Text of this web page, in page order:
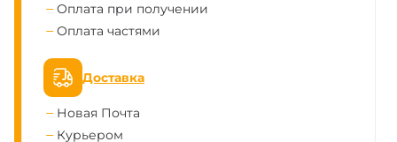
Оплата при получении
Оплата частями
Доставка
Новая Почта
Курьером